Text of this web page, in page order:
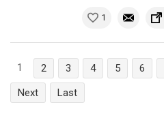
1
1 2 3 4 5 6
Next
Last